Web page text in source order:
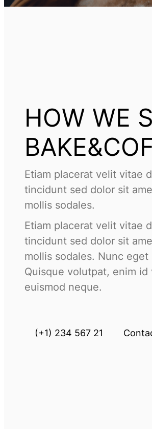
HOW WE
Etiam placerat velit vitae
tincidunt sed dolor sit
mollis sodales.
Etiam placerat velit vitae
tincidunt sed dolor sit
mollis sodales. Nunc
Quisque volutpat, enim
euismod neque.
(+1) 234 567 21